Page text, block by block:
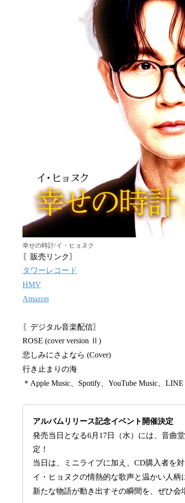
幸せの時計/イ・ヒョヌク
〖販売リンク〗
タワーレコード
HMV
Amazon
〖デジタル音楽配信〗
ROSE (cover version Ⅱ)
悲しみにさよなら (Cover)
行き止まりの海
＊Apple Music、Spotify、YouTube Music、
アルバムリリース記念イベント開催決定
発売当日となる6月17日（水）には、音曲
定！
当日は、ミニライブに加え、CD購入者を
イ・ヒョヌクの情熱的な歌声と温かい人柄
新たな物語が動き出すその瞬間を、ぜひ会